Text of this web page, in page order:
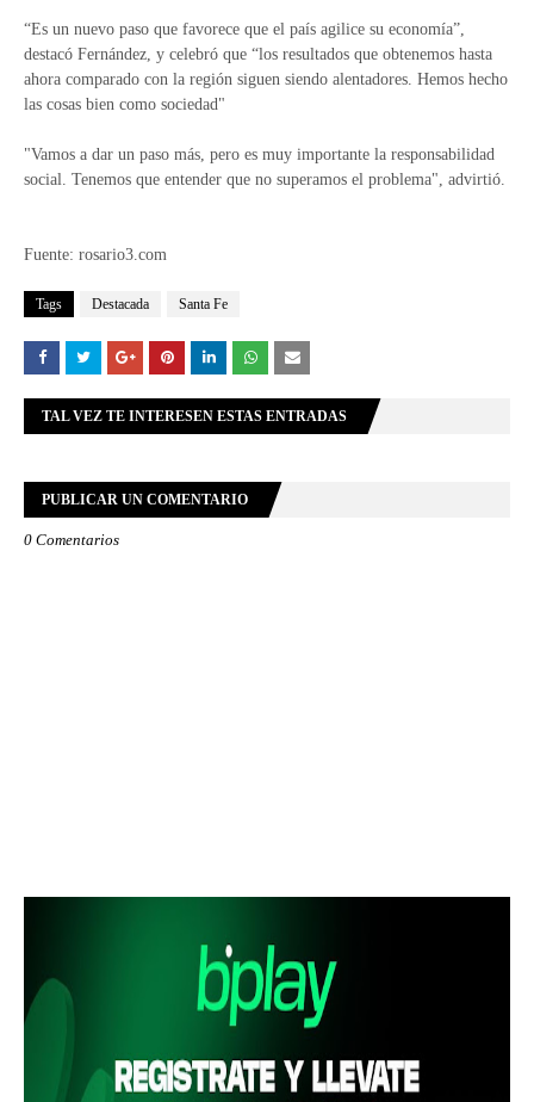
“Es un nuevo paso que favorece que el país agilice su economía”,
destacó Fernández, y celebró que “los resultados que obtenemos hasta
ahora comparado con la región siguen siendo alentadores. Hemos hecho
las cosas bien como sociedad"
"Vamos a dar un paso más, pero es muy importante la responsabilidad
social. Tenemos que entender que no superamos el problema", advirtió.
Fuente: rosario3.com
Tags Destacada Santa Fe
TAL VEZ TE INTERESEN ESTAS ENTRADAS
PUBLICAR UN COMENTARIO
0 Comentarios